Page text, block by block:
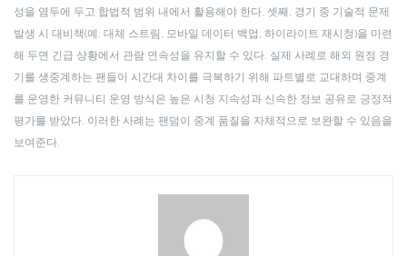
성을 염두에 두고 합법적 범위 내에서 활용해야 한다. 셋째, 경기 중 기술적 문제
발생 시 대비책(예: 대체 스트림, 모바일 데이터 백업, 하이라이트 재시청)을 마련
해 두면 긴급 상황에서 관람 연속성을 유지할 수 있다. 실제 사례로 해외 원정 경
기를 생중계하는 팬들이 시간대 차이를 극복하기 위해 파트별로 교대하며 중계
를 운영한 커뮤니티 운영 방식은 높은 시청 지속성과 신속한 정보 공유로 긍정적
평가를 받았다. 이러한 사례는 팬덤이 중계 품질을 자체적으로 보완할 수 있음을
보여준다.